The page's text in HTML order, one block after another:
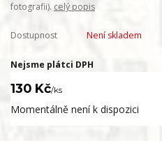
fotografii). celý popis
Dostupnost Není skladem
Nejsme plátci DPH
130 Kč/ks
Momentálně není k dispozici